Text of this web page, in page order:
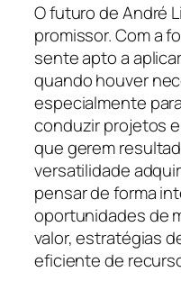
O futuro de André
promissor. Com a
sente apto a
quando houver
especialmente
conduzir projetos
que gerem
versatilidade
pensar de forma
oportunidades de
valor, estratégias
eficiente de